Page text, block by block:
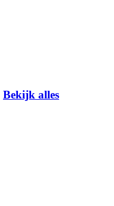
Bekijk alles